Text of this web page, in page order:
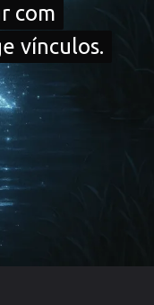
com
vínculos.
com
vínculos.